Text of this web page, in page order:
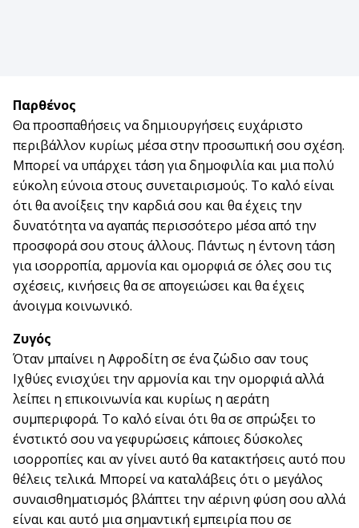
Παρθένος
Θα προσπαθήσεις να δημιουργήσεις ευχάριστο
περιβάλλον κυρίως μέσα στην προσωπική σου σχέση.
Μπορεί να υπάρχει τάση για δημοφιλία και μια πολύ
εύκολη εύνοια στους συνεταιρισμούς. Το καλό είναι
ότι θα ανοίξεις την καρδιά σου και θα έχεις την
δυνατότητα να αγαπάς περισσότερο μέσα από την
προσφορά σου στους άλλους. Πάντως η έντονη τάση
για ισορροπία, αρμονία και ομορφιά σε όλες σου τις
σχέσεις, κινήσεις θα σε απογειώσει και θα έχεις
άνοιγμα κοινωνικό.
Ζυγός
Όταν μπαίνει η Αφροδίτη σε ένα ζώδιο σαν τους
Ιχθύες ενισχύει την αρμονία και την ομορφιά αλλά
λείπει η επικοινωνία και κυρίως η αεράτη
συμπεριφορά. Το καλό είναι ότι θα σε σπρώξει το
ένστικτό σου να γεφυρώσεις κάποιες δύσκολες
ισορροπίες και αν γίνει αυτό θα κατακτήσεις αυτό που
θέλεις τελικά. Μπορεί να καταλάβεις ότι ο μεγάλος
συναισθηματισμός βλάπτει την αέρινη φύση σου αλλά
είναι και αυτό μια σημαντική εμπειρία που σε